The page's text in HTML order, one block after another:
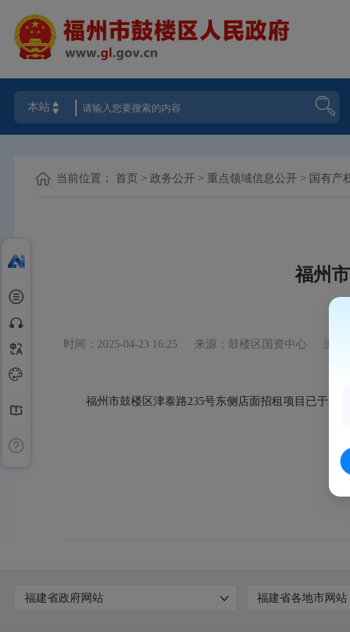
当前位置： 首页 > 政务公开 > 重点领域信息公开 > 国有产
福州
时间：2025-04-23 16:25 来源：鼓楼区国资中心 浏览
福州市鼓楼区津泰路235号东侧店面招租项目已于2025
福建省政府网站 福建省各地市网站